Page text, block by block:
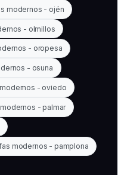
modernos - ojén
- olmillos
- oropesa
- osuna
- oviedo
- palmar
modernos - pamplona